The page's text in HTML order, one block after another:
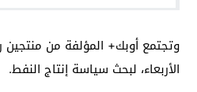
وتجتمع أوبك+ المؤلفة من منتجين
الأربعاء، لبحث سياسة إنتاج النفط.